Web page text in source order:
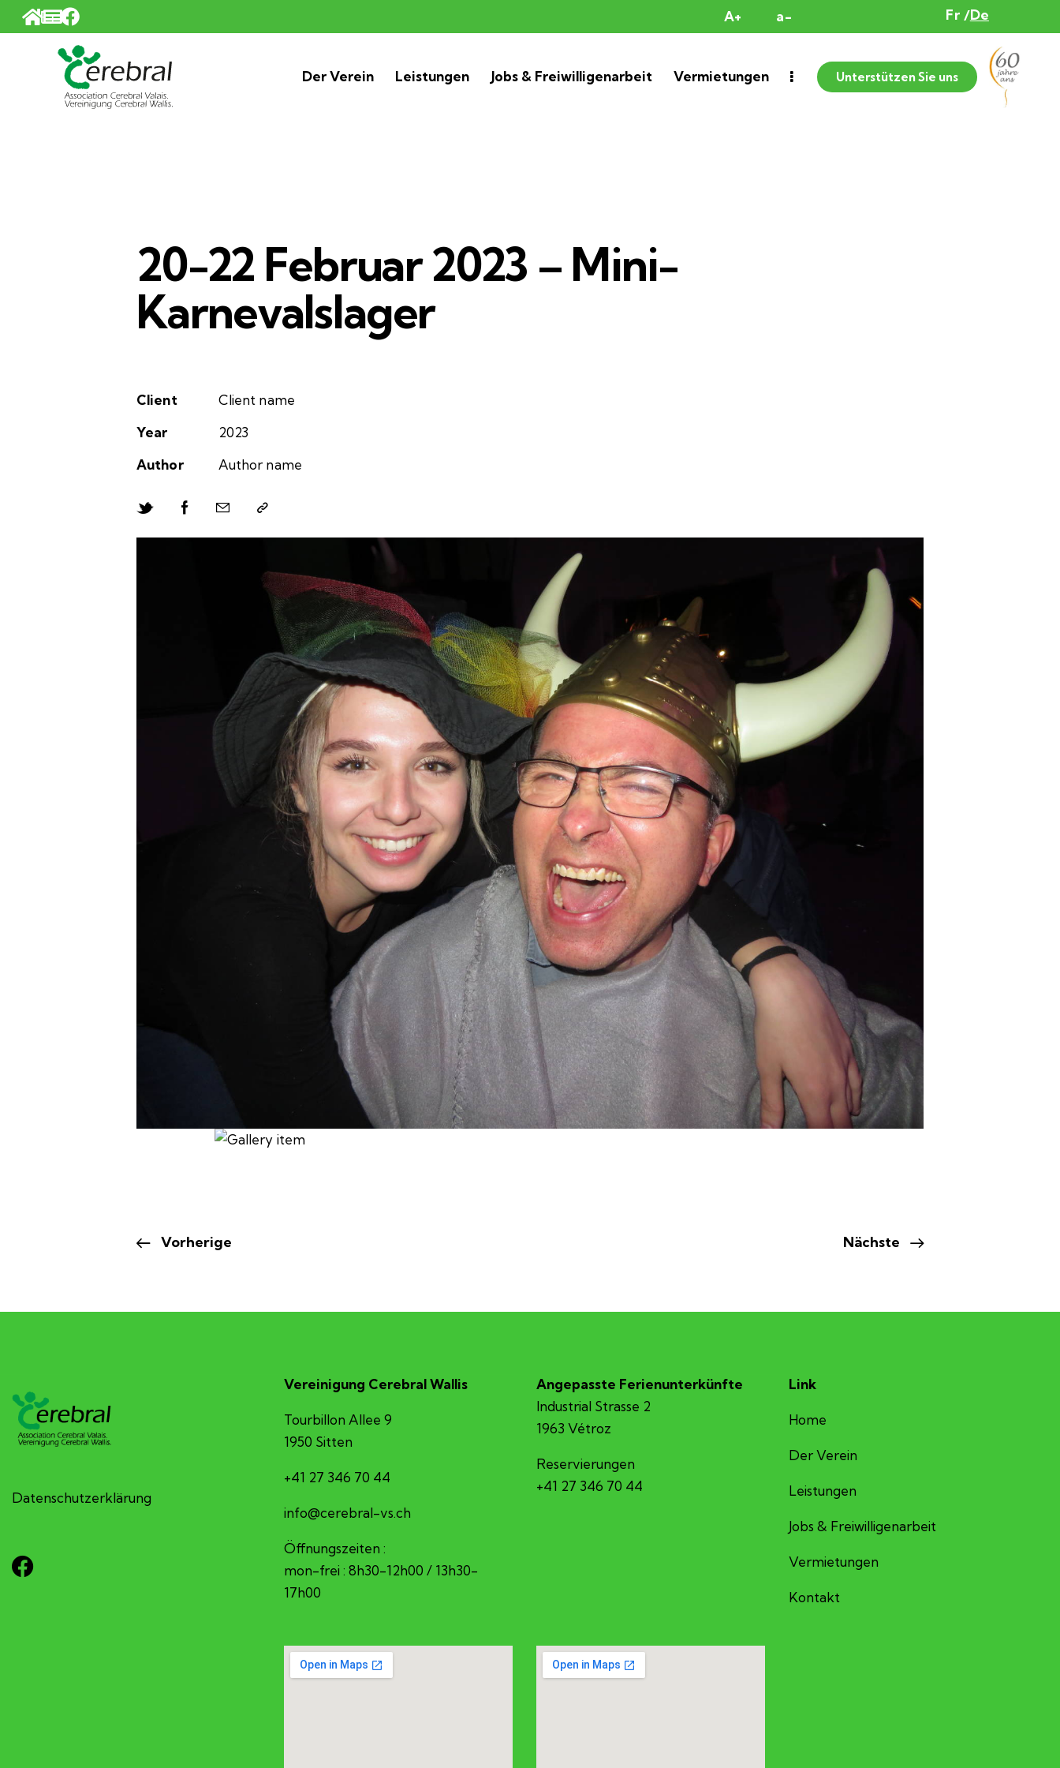
A+ a- Fr De
Der Verein Leistungen Jobs & Freiwilligenarbeit Vermietungen Unterstützen Sie uns
20-22 Februar 2023 – Mini-
Karnevalslager
Client
Client name
Year
2023
Author
Author name
Vorherige Nächste
Datenschutzerklärung
Vereinigung Cerebral Wallis
Tourbillon Allee 9
1950 Sitten
+41 27 346 70 44
hc.sv-larberec@ofni
Öffnungszeiten :
mon-frei : 8h30-12h00 / 13h30-
17h00
Angepasste Ferienunterkünfte
Industrial Strasse 2
1963 Vétroz
Reservierungen
+41 27 346 70 44
Link
Home
Der Verein
Leistungen
Jobs & Freiwilligenarbeit
Vermietungen
Kontakt
Cookie-Einstellungen